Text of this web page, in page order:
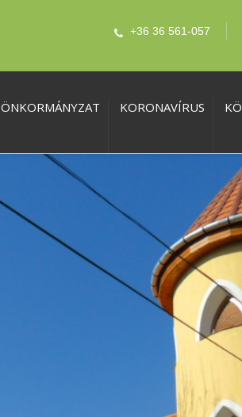
+36 36 561-057
ÖNKORMÁNYZAT KORONAVÍRUS